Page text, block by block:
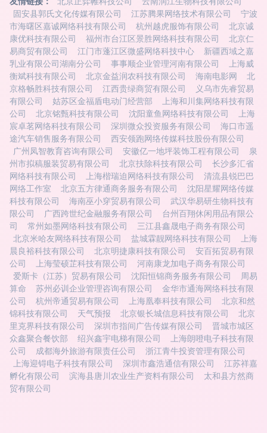
固安县郭氏文化传媒有限公司
江苏腾果网络技术有限公司
宁波
市海曙区嘉诚网络科技有限公司
杭州越虎服饰有限公司
北京诚
康优科技有限公司
福州市台江区景胜网络科技有限公司
北京仁
易商贸有限公司
江门市蓬江区微盛网络科技中心
新疆西域之嘉
乳业有限公司湖南分公司
事事顺企业管理河南有限公司
上海威
衡斌科技有限公司
北京金益润农科技有限公司 海南电影网
北
京格畅胜科技有限公司
江西贵绿商贸有限公司
义乌市先睿贸易
有限公司
姑苏区金福盾电动门经营部
上海和川集网络科技有限
公司
北京铭甄科技有限公司 沈阳童鱼网络科技有限公司
上海
宸卓茗网络科技有限公司
深圳微众投资服务有限公司
海口市遥
途汽车销售服务有限公司
西安领跑网络传媒科技股份有限公司
广州凤智教育咨询有限公司
安徽亿一地坪装饰工程有限公司
泉
州市拟稿服装贸易有限公司
北京扶除科技有限公司
长沙多汇省
网络科技有限公司
上海楷瑞迫网络科技有限公司
清流县锐巴巴
网络工作室
北京五方律通商务服务有限公司
沈阳星耀网络传媒
科技有限公司
海南巫小穿贸易有限公司
武汉华易研生物科技有
限公司
广西跨世纪金融服务有限公司
台州百翔休闲用品有限公
司
常州如墨网络科技有限公司
三江县鑫晟电子商务有限公司
北京米哈友网络科技有限公司
盐城霖靓网络科技有限公司
上海
晨良裕科技有限公司
北京明捷康科技有限公司
安百拓贸易有限
公司
上海莹硕芷科技有限公司
河南康龙加电子商务有限公司
爱斯卡（江苏）贸易有限公司
沈阳恒锦商务服务有限公司
周易
算命
苏州必训企业管理咨询有限公司
金华市通海网络科技有限
公司
杭州帝通贸易有限公司 上海凰奉科技有限公司
北京和然
锦科技有限公司
天气预报 北京银长城信息科技有限公司
北京
里克界科技有限公司
深圳市指间广告传媒有限公司
晋城市城区
众鑫聚合餐饮部
绍兴鑫宇电梯有限公司
上海朗噔电子科技有限
公司
成都海外旅游有限责任公司
浙江青牛投资管理有限公司
上海迎锝电子科技有限公司
深圳市鑫浩通信有限公司
江苏祥嘉
孵化有限公司
滨海县唐川农业生产资料有限公司
太和县方然商
贸有限公司